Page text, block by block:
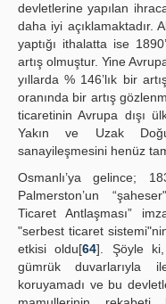
devletlerine yapılan
daha iyi açıklamaktadır.
yaptığı ithalatta ise
artış olmuştur. Yine
yıllarda % 146’lık bir
oranında bir artış
ticaretinin Avrupa dışı
Yakın ve Uzak
sanayileşmesini henüz
Osmanlı’ya gelince;
Palmerston’un
Ticaret Antlaşması”
"serbest ticaret
etkisi oldu[64]. Şöyle ki,
gümrük duvarlarıyla
koruyamadı ve bu